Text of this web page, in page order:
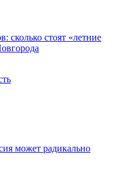
сколько стоят «летние
может радикально